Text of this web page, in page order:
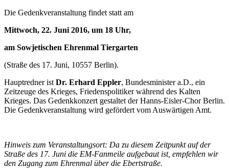
Die Gedenkveranstaltung findet statt am
Mittwoch, 22. Juni 2016, um 18 Uhr,
am Sowjetischen Ehrenmal Tiergarten
(Straße des 17. Juni, 10557 Berlin).
Hauptredner ist Dr. Erhard Eppler, Bundesminister a.D., ein
Zeitzeuge des Krieges, Friedenspolitiker während des Kalten
Krieges. Das Gedenkkonzert gestaltet der Hanns-Eisler-Chor Berlin.
Die Gedenkveranstaltung wird gefördert vom Auswärtigen Amt.
Hinweis zum Veranstaltungsort: Da zu diesem Zeitpunkt auf der
Straße des 17. Juni die EM-Fanmeile aufgebaut ist, empfehlen wir
den Zugang zum Ehrenmal über die Ebertstraße.